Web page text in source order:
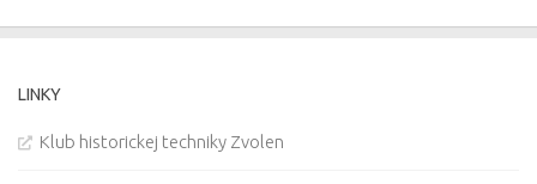
LINKY
Klub historickej techniky Zvolen